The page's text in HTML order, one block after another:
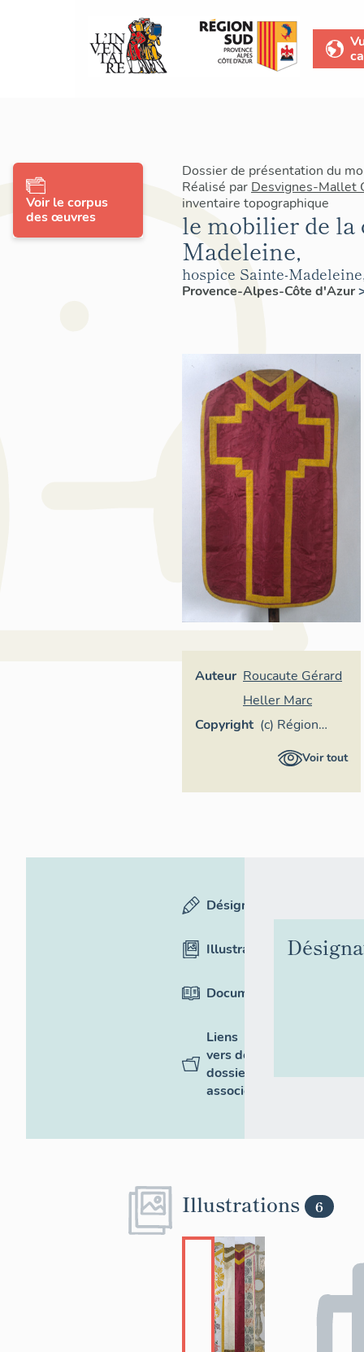
Dossier de présentation du
Réalisé par Desvignes-Mallet
inventaire topographique
le mobilier de la
Madeleine,
hospice Sainte-
Provence-Alpes-Côte d'Azur
Auteur Roucaute Gérard
Heller Marc
Copyright (c) Région
Provence-
d'Azur -
Voir tout
Voir le corpus
des œuvres
Désignation
Illustrations
Documentation
Liens
vers des
dossiers
associés
Illustrations 6